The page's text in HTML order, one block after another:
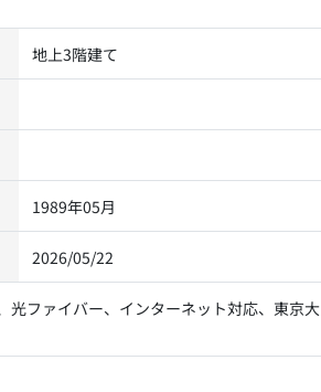
地上3階建て
1989年05月
2026/05/22
光ファイバー、インターネット対応、東京大